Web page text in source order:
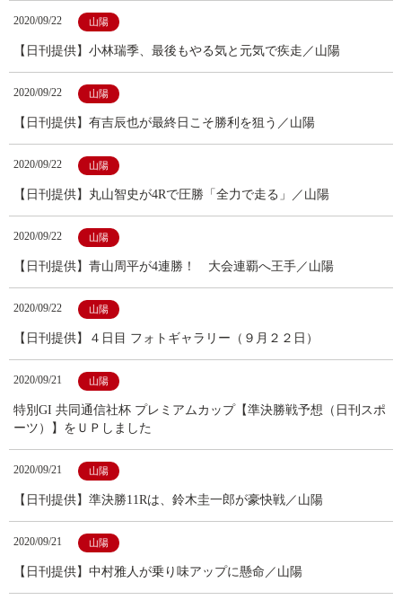
2020/09/22 山陽
【日刊提供】小林瑞季、最後もやる気と元気で疾走／山陽
2020/09/22 山陽
【日刊提供】有吉辰也が最終日こそ勝利を狙う／山陽
2020/09/22 山陽
【日刊提供】丸山智史が4Rで圧勝「全力で走る」／山陽
2020/09/22 山陽
【日刊提供】青山周平が4連勝！ 大会連覇へ王手／山陽
2020/09/22 山陽
【日刊提供】４日目 フォトギャラリー（９月２２日）
2020/09/21 山陽
特別GI 共同通信社杯 プレミアムカップ【準決勝戦予想（日刊スポ
ーツ）】をＵＰしました
2020/09/21 山陽
【日刊提供】準決勝11Rは、鈴木圭一郎が豪快戦／山陽
2020/09/21 山陽
【日刊提供】中村雅人が乗り味アップに懸命／山陽